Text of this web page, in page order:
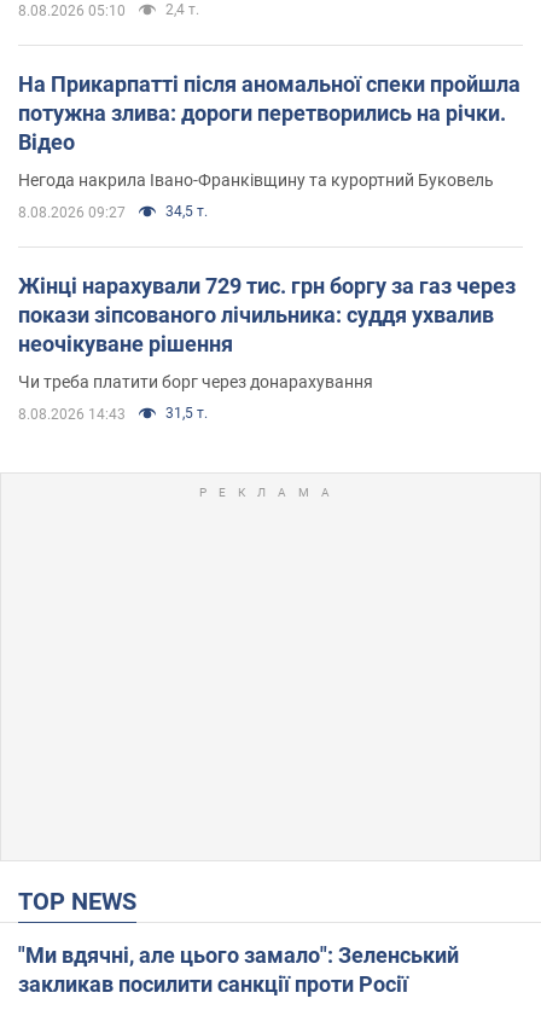
8.08.2026 05:10 2,4 т.
На Прикарпатті після аномальної спеки пройшла
потужна злива: дороги перетворились на річки.
Відео
Негода накрила Івано-Франківщину та курортний Буковель
8.08.2026 09:27 34,5 т.
Жінці нарахували 729 тис. грн боргу за газ через
покази зіпсованого лічильника: суддя ухвалив
неочікуване рішення
Чи треба платити борг через донарахування
8.08.2026 14:43 31,5 т.
TOP NEWS
"Ми вдячні, але цього замало": Зеленський
закликав посилити санкції проти Росії